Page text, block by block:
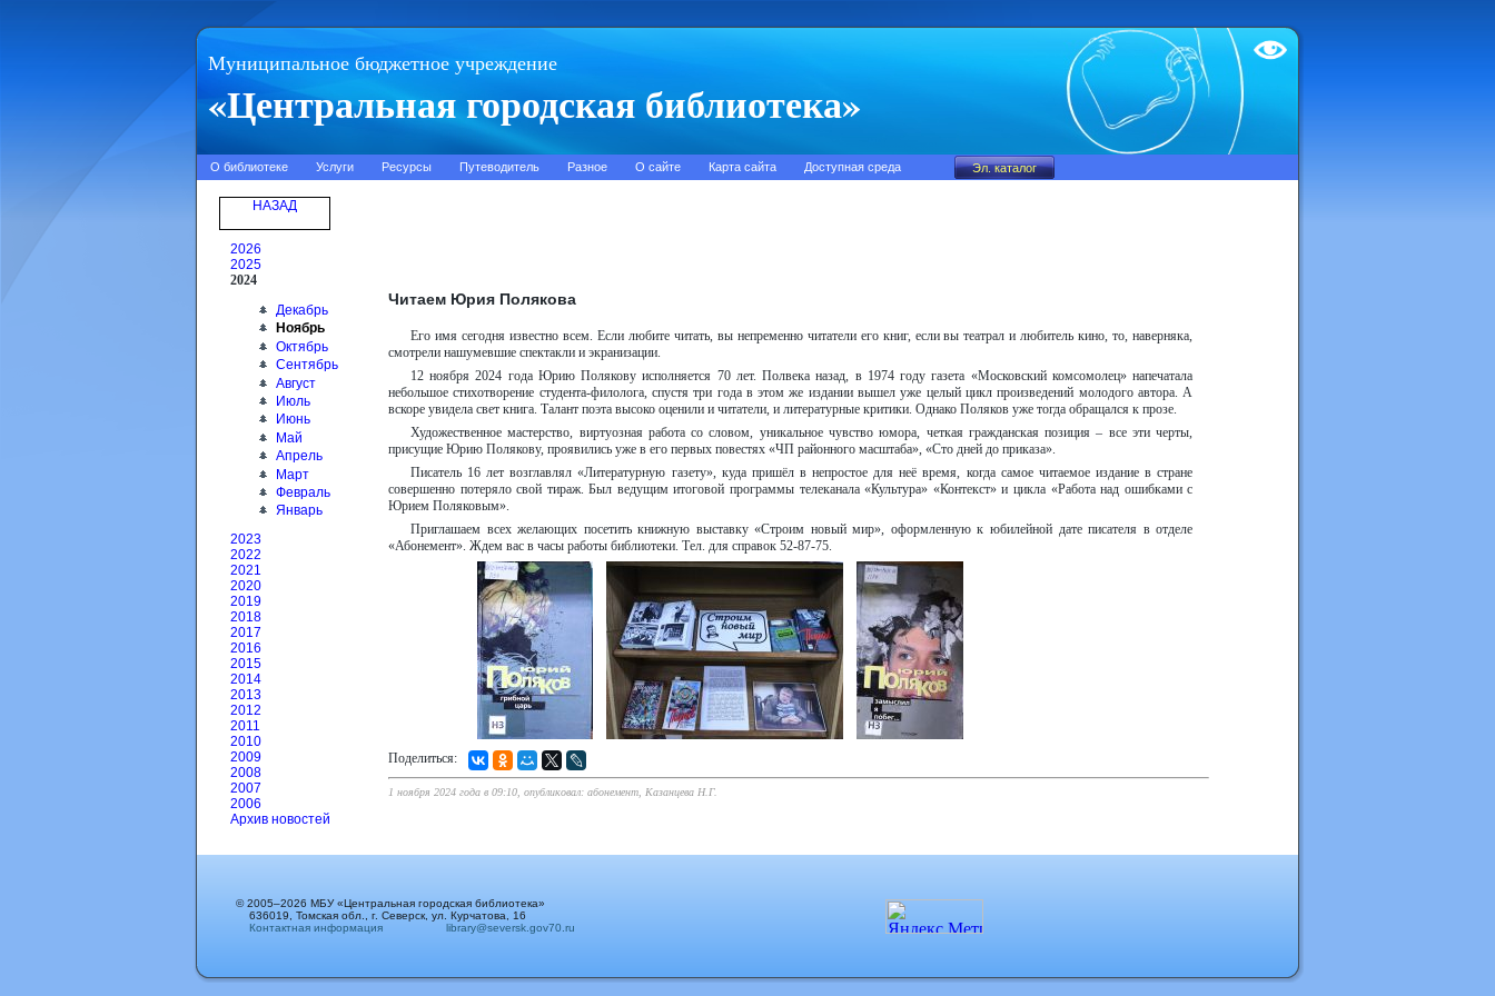
Муниципальное бюджетное учреждение
«Центральная городская библиотека»
Test
О библиотеке Услуги Ресурсы Путеводитель Разное О сайте Карта сайта Доступная среда
НАЗАД
2026
2025
2024
Декабрь
Ноябрь
Октябрь
Сентябрь
Август
Июль
Июнь
Май
Апрель
Март
Февраль
Январь
2023
2022
2021
2020
2019
2018
2017
2016
2015
2014
2013
2012
2011
2010
2009
2008
2007
2006
Архив новостей
Читаем Юрия Полякова
Его имя сегодня известно всем. Если любите читать, вы непременно читатели его книг, если вы театрал и любитель кино, то, наверняка,
смотрели нашумевшие спектакли и экранизации.
12 ноября 2024 года Юрию Полякову исполняется 70 лет. Полвека назад, в 1974 году газета «Московский комсомолец» напечатала
небольшое стихотворение студента-филолога, спустя три года в этом же издании вышел уже целый цикл произведений молодого автора. А
вскоре увидела свет книга. Талант поэта высоко оценили и читатели, и литературные критики. Однако Поляков уже тогда обращался к прозе.
Художественное мастерство, виртуозная работа со словом, уникальное чувство юмора, четкая гражданская позиция – все эти черты,
присущие Юрию Полякову, проявились уже в его первых повестях «ЧП районного масштаба», «Сто дней до приказа».
Писатель 16 лет возглавлял «Литературную газету», куда пришёл в непростое для неё время, когда самое читаемое издание в стране
совершенно потеряло свой тираж. Был ведущим итоговой программы телеканала «Культура» «Контекст» и цикла «Работа над ошибками с
Юрием Поляковым».
Приглашаем всех желающих посетить книжную выставку «Строим новый мир», оформленную к юбилейной дате писателя в отделе
«Абонемент». Ждем вас в часы работы библиотеки. Тел. для справок 52-87-75.
Поделиться:
1 ноября 2024 года в 09:10, опубликовал: абонемент, Казанцева Н.Г.
© 2005–2026 МБУ «Центральная городская библиотека»
636019, Томская обл., г. Северск, ул. Курчатова, 16
Контактная информация
library@seversk.gov70.ru